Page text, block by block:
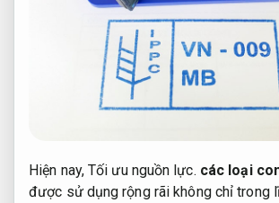
Hiện nay, Tối ưu nguồn lực. các loại
được sử dụng rộng rãi không chỉ trong